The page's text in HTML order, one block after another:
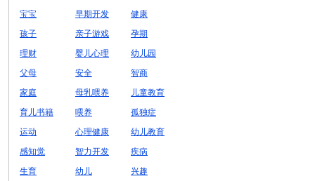
宝宝
早期开发
健康
孩子
亲子游戏
孕期
理财
婴儿心理
幼儿园
父母
安全
智商
家庭
母乳喂养
儿童教育
育儿书籍
喂养
孤独症
运动
心理健康
幼儿教育
感知觉
智力开发
疾病
生育
幼儿
兴趣